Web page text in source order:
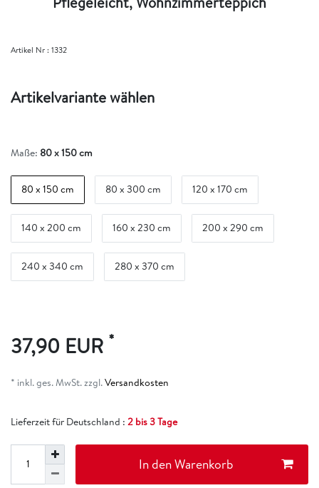
Artikel Nr :1332
Artikelvariante wählen
Maße: 80 x 150 cm
80 x 150 cm 80 x 300 cm 120 x 170 cm
140 x 200 cm 160 x 230 cm 200 x 290 cm
240 x 340 cm 280 x 370 cm
37,90 EUR *
* inkl. ges. MwSt. zzgl.Versandkosten
Lieferzeit für Deutschland : 2 bis 3 Tage
In den Warenkorb